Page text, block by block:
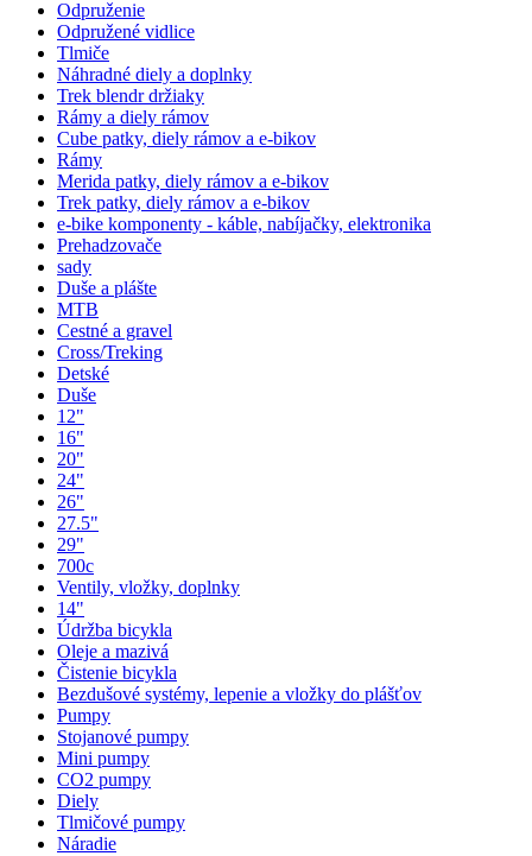
Odpruženie
Odpružené vidlice
Tlmiče
Náhradné diely a doplnky
Trek blendr držiaky
Rámy a diely rámov
Cube patky, diely rámov a e-bikov
Rámy
Merida patky, diely rámov a e-bikov
Trek patky, diely rámov a e-bikov
e-bike komponenty - káble, nabíjačky, elektronika
Prehadzovače
sady
Duše a plášte
MTB
Cestné a gravel
Cross/Treking
Detské
Duše
12"
16"
20"
24"
26"
27.5"
29"
700c
Ventily, vložky, doplnky
14"
Údržba bicykla
Oleje a mazivá
Čistenie bicykla
Bezdušové systémy, lepenie a vložky do plášťov
Pumpy
Stojanové pumpy
Mini pumpy
CO2 pumpy
Diely
Tlmičové pumpy
Náradie